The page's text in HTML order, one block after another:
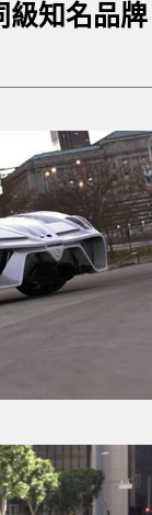
級知名品牌